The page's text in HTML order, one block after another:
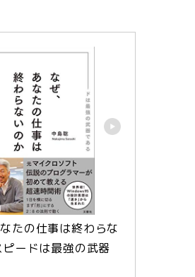
たの仕事は終わらな
ピードは最強の武器